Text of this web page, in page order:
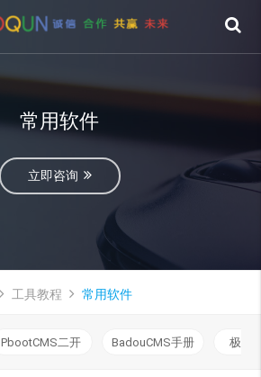
常用软件
立即咨询
工具教程 常用软件
PbootCMS二开 BadouCMS手册 极致